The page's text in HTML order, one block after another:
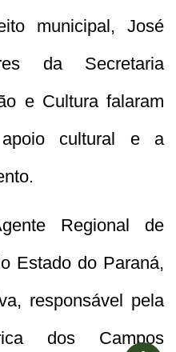
municipal, José
da Secretaria
e Cultura falaram
cultural e a
Regional de
Estado do Paraná,
responsável pela
dos Campos